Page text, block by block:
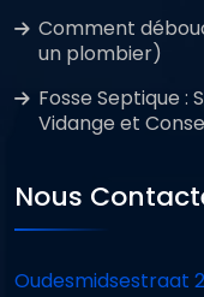
Comment
un plombier)
Fosse Septique :
Vidange et
Nous
Oudesmidsestraat